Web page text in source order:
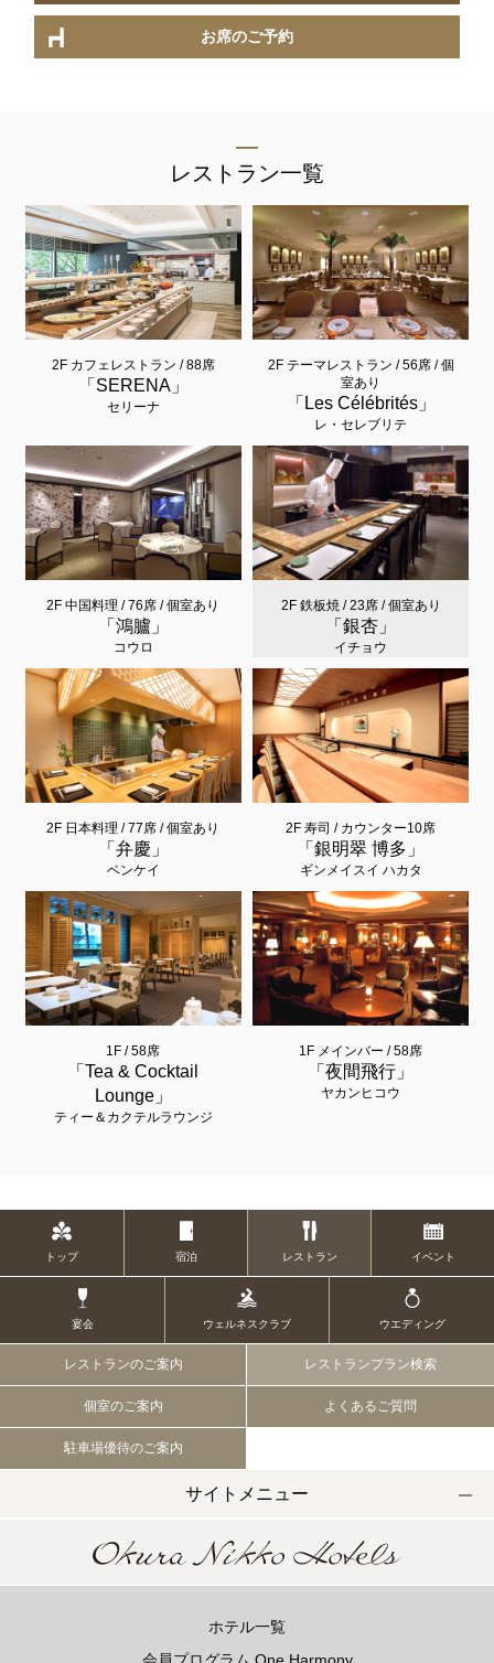
お席のご予約
レストラン一覧
2F カフェレストラン / 88席
「SERENA」
セリーナ
2F テーマレストラン / 56席 / 個
室あり
「Les Célébrités」
レ・セレブリテ
2F 中国料理 / 76席 / 個室あり
「鴻臚」
コウロ
2F 鉄板焼 / 23席 / 個室あり
「銀杏」
イチョウ
2F 日本料理 / 77席 / 個室あり
「弁慶」
ベンケイ
2F 寿司 / カウンター10席
「銀明翠 博多」
ギンメイスイ ハカタ
1F / 58席
「Tea & Cocktail
Lounge」
ティー＆カクテルラウンジ
1F メインバー / 58席
「夜間飛行」
ヤカンヒコウ
トップ 宿泊 レストラン イベント
宴会 ウェルネスクラブ ウエディング
レストランのご案内 レストランプラン検索
個室のご案内 よくあるご質問
駐車場優待のご案内
サイトメニュー
ホテル一覧